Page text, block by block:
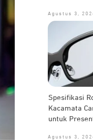
Agustus 3,
Spesifikasi
Kacamata
untuk
Agustus 3,